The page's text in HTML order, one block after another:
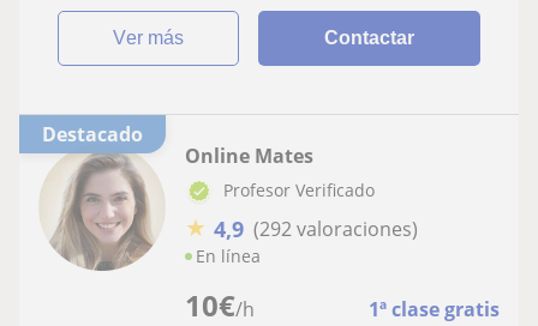
ver más Contactar
Destacado
10€/h 1ª clase gratis
Online Mates
Profesor Verificado
★ 4,9 (292 valoraciones)
En línea